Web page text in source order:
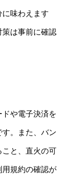
味わえます
策は事前に確認
や電子決済を
。また、バン
こと、直火の可
規約の確認が